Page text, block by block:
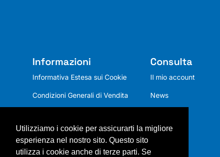
Utilizziamo i cookie per assicurarti la migliore
esperienza nel nostro sito. Questo sito
utilizza i cookie anche di terze parti. Se
Informazioni
Informativa Estesa sui Cookie
Condizioni Generali di Vendita
Chi siamo
Mission
Consulta
Il mio account
News